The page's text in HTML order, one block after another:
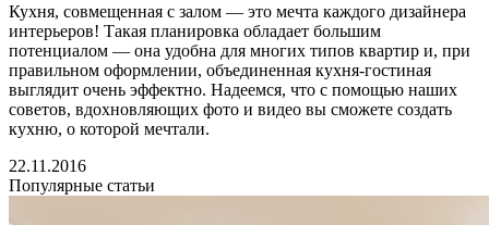
Кухня, совмещенная с залом — это мечта каждого дизайнера
интерьеров! Такая планировка обладает большим
потенциалом — она удобна для многих типов квартир и, при
правильном оформлении, объединенная кухня-гостиная
выглядит очень эффектно. Надеемся, что с помощью наших
советов, вдохновляющих фото и видео вы сможете создать
кухню, о которой мечтали.
22.11.2016
Популярные статьи